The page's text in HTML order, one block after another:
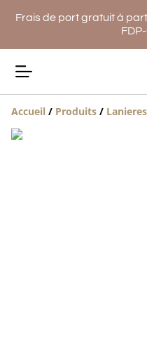
Frais de port gratuit à
Accueil / Produits /